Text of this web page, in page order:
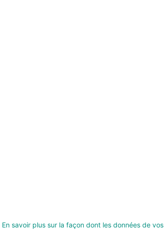
En savoir plus sur la façon dont les données de vos